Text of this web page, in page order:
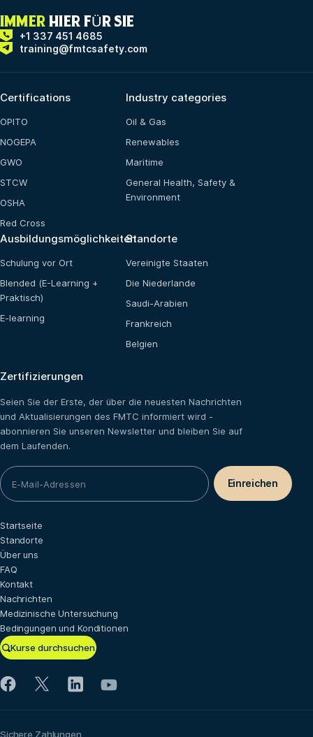
IMMER HIER FÜR SIE
+1 337 451 4685
training@fmtcsafety.com
Certifications
OPITO
NOGEPA
GWO
STCW
OSHA
Red Cross
Industry categories
Oil & Gas
Renewables
Maritime
General Health, Safety &
Environment
Ausbildungsmöglichkeiten
Schulung vor Ort
Blended (E-Learning +
Praktisch)
E-learning
Standorte
Vereinigte Staaten
Die Niederlande
Saudi-Arabien
Frankreich
Belgien
Zertifizierungen
Seien Sie der Erste, der über die neuesten Nachrichten
und Aktualisierungen des FMTC informiert wird -
abonnieren Sie unseren Newsletter und bleiben Sie auf
dem Laufenden.
Kurse durchsuchen
Startseite
Standorte
Über uns
FAQ
Kontakt
Nachrichten
Medizinische Untersuchung
Bedingungen und Konditionen
Sichere Zahlungen